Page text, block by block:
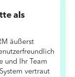
als
äußerst
und Ihr Team
vertraut